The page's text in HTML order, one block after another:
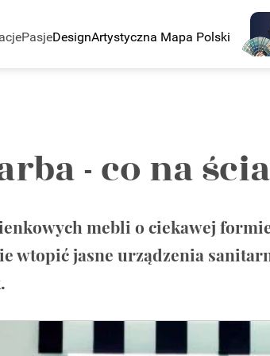
PasjeDesignArtystyczna Mapa Polski
- co na
mebli o ciekawej
wtopić jasne urządzenia